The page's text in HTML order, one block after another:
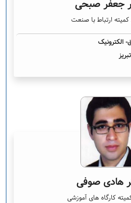
جعفر صبحی
ارتباط با صنعت
الکترونیک
هادی صوفی
کارگاه های آموزشی